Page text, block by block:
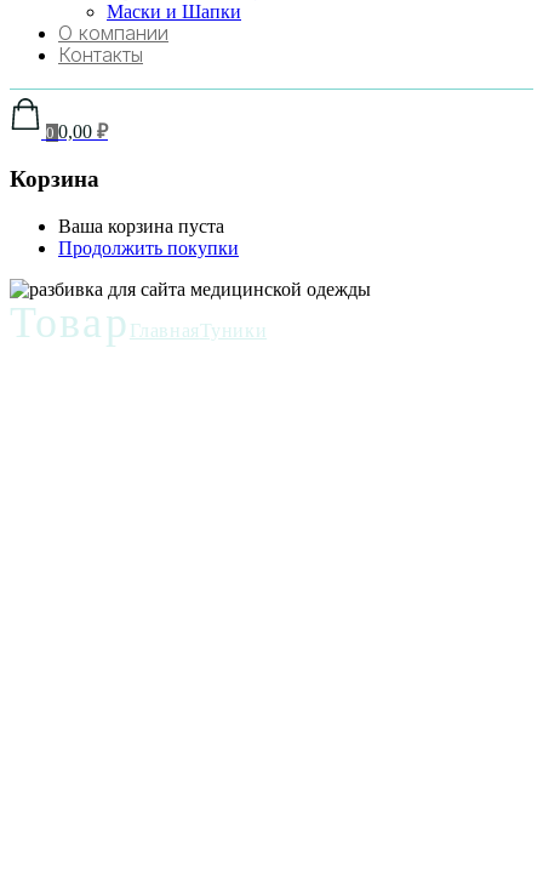
Маски и Шапки
О компании
Контакты
0 0,00 ₽
Корзина
Ваша корзина пуста
Продолжить покупки
Товар ГлавнаяТуники